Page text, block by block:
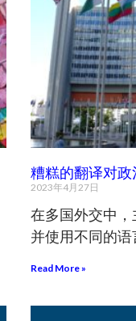
糟糕的翻译对
2023年4月27日
在多国外交中
并使用不同的语
Read More »